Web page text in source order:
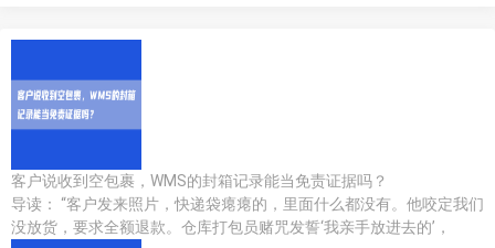
客户说收到空包裹，WMS的封箱记录能当免责证据吗？
导读： “客户发来照片，快递袋瘪瘪的，里面什么都没有。他咬定我们
没放货，要求全额退款。仓库打包员赌咒发誓‘我亲手放进去的’，